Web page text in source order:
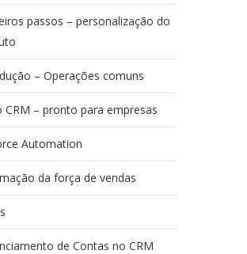
passos – personalização do
– Operações comuns
CRM – pronto para empresas
Automation
da força de vendas
de Contas no CRM